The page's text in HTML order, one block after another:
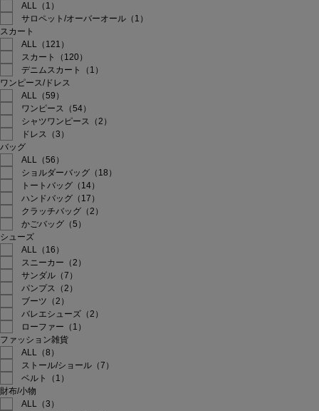
ALL（1）
サロペット/オーバーオール（1）
スカート
ALL（121）
スカート（120）
デニムスカート（1）
ワンピース/ドレス
ALL（59）
ワンピース（54）
シャツワンピース（2）
ドレス（3）
バッグ
ALL（56）
ショルダーバッグ（18）
トートバッグ（14）
ハンドバッグ（17）
クラッチバッグ（2）
かごバッグ（5）
シューズ
ALL（16）
スニーカー（2）
サンダル（7）
パンプス（2）
ブーツ（2）
バレエシューズ（2）
ローファー（1）
ファッション雑貨
ALL（8）
ストール/ショール（7）
ベルト（1）
財布/小物
ALL（3）